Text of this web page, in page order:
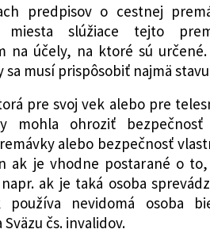
predpisov o cestnej
miesta slúžiace tejto
na účely, na ktoré sú
sa musí prispôsobiť najmä
pre svoj vek alebo pre
mohla ohroziť
alebo bezpečnosť
ak je vhodne postarané o
ak je taká osoba
používa nevidomá osoba
čs. invalidov.